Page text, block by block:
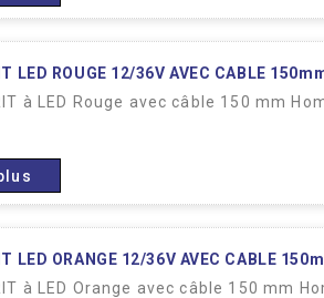
LED ROUGE 12/36V AVEC CABLE
à LED Rouge avec câble 150 mm
LED ORANGE 12/36V AVEC CABLE
à LED Orange avec câble 150 mm